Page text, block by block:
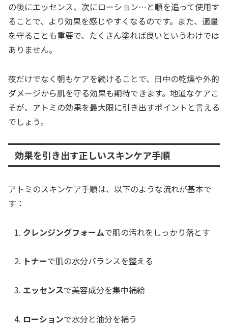
の後にエッセンス、次にローション…と順を追って使用す
ることで、より効果を感じやすくなるのです。また、適量
を守ることも重要で、たくさん塗れば良いというわけでは
ありません。
夜だけでなく朝もケアを続けることで、日中の乾燥や外的
ダメージから肌を守る効果も期待できます。地道なケアこ
そが、アトミの効果を最大限に引き出すポイントと言える
でしょう。
効果を引き出す正しいスキンケア手順
アトミのスキンケア手順は、以下のような流れが基本で
す：
クレンジングフォームで肌の汚れをしっかり落とす
トナーで肌の水分バランスを整える
エッセンスで美容成分を集中補給
ローションで水分と油分を補う